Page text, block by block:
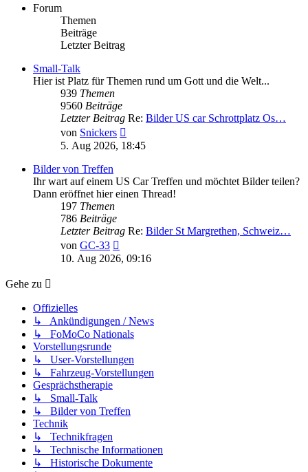
Forum
Themen
Beiträge
Letzter Beitrag
Small-Talk
Hier ist Platz für Themen rund um Gott und die Welt...
939 Themen
9560 Beiträge
Letzter Beitrag Re: Bilder US car Schrottplatz Os…
von Snickers
Beitrag
5. Aug 2026, 18:45
Bilder von Treffen
Ihr wart auf einem US Car Treffen und möchtet Bilder teilen?
Dann eröffnet hier einen Thread!
197 Themen
786 Beiträge
Letzter Beitrag Re: Bilder St Margrethen, Schweiz…
von GC-33
Beitrag
10. Aug 2026, 09:16
Gehe zu
Offizielles
↳ Ankündigungen / News
↳ FoMoCo Nationals
Vorstellungsrunde
↳ User-Vorstellungen
↳ Fahrzeug-Vorstellungen
Gesprächstherapie
↳ Small-Talk
↳ Bilder von Treffen
Technik
↳ Technikfragen
↳ Technische Informationen
↳ Historische Dokumente